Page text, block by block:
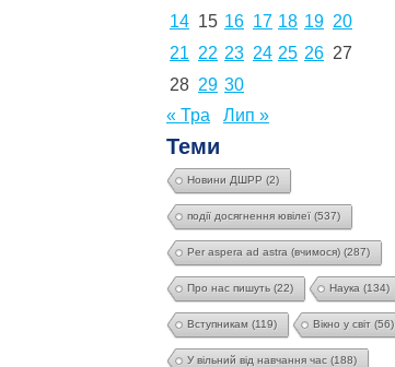
14 15 16 17 18 19 20
21 22 23 24 25 26 27
28 29 30
« Тра
Лип »
Теми
Новини ДШРР (2)
події досягнення ювілеї (537)
Per aspera ad astra (вчимося) (287)
Про нас пишуть (22) Наука (134)
Вступникам (119) Вікно у світ (56)
У вільний від навчання час (188)